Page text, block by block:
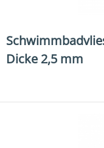
Dicke 2,5 mm